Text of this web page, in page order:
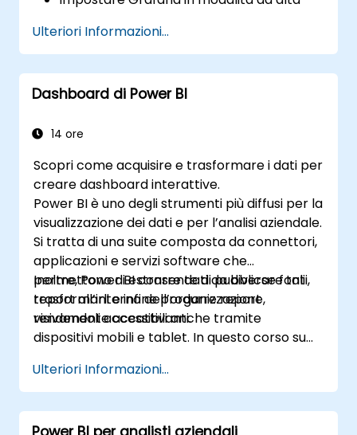
Personalizzare pannelli e dashboard
utilizzando i dati.
Configurare un proxy inverso per
ottenere tempi di caricamento più rapidi.
Ulteriori Informazioni...
Dashboard di Power BI
14 ore
Scopri come acquisire e trasformare i dati per
creare dashboard interattive.
Power BI è uno degli strumenti più diffusi per la
visualizzazione dei dati e per l’analisi aziendale.
Si tratta di una suite composta da connettori,
applicazioni e servizi software che
permettono di estrarre dati da diverse fonti,
trasformarli e infine produrre report
visivamente accattivanti.
Inoltre, Power BI consente di pubblicare tali
report all’interno dell’organizzazione,
rendendoli accessibili anche tramite
dispositivi mobili e tablet. In questo corso su
come connettersi a molteplici fonti dati,
eseguire le operazioni di trasformazione dei
dati e realizzare report contenenti grafici,
Ulteriori Informazioni...